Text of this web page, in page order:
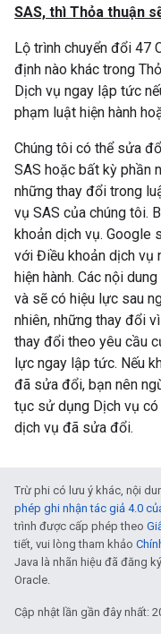
SAS, thì Thỏa thuận
Lộ trình chuyển đổi 47
định nào khác trong
Dịch vụ ngay lập tức
phạm luật hiện hành
Chúng tôi có thể sửa
SAS hoặc bất kỳ phần
những thay đổi trong
vụ SAS của chúng tôi.
khoản dịch vụ. Google
với Điều khoản dịch vụ
hiện hành. Các nội
và sẽ có hiệu lực sau
nhiên, những thay đổi
thay đổi theo yêu cầu
lực ngay lập tức. Nếu
đã sửa đổi, bạn nên
tục sử dụng Dịch vụ
dịch vụ đã sửa đổi.
Trừ phi có lưu ý khác, nội
phép ghi nhận tác giả 4.0
trình được cấp phép theo
tiết, vui lòng tham khảo
Java là nhãn hiệu đã đăng
Oracle.
Cập nhật lần gần đây nhất: